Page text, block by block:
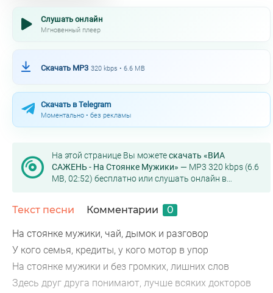
Слушать онлайн
Мгновенный плеер
Скачать MP3 320 kbps • 6.6 MB
Скачать в Telegram
Моментально • без рекламы
На этой странице Вы можетескачать «ВИА
САЖЕНЬ - На Стоянке Мужики» — MP3 320 kbps (6.6
MB, 02:52) бесплатно или слушать онлайн в
Текст песни Комментарии 0
На стоянке мужики, чай, дымок и разговор
У кого семья, кредиты, у кого мотор в упор
На стоянке мужики и без громких, лишних слов
Здесь друг друга понимают, лучше всяких докторов